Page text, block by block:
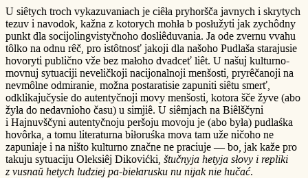
U siêtych troch vykazuvaniach je ciêła pryhoršča javnych i skrytych
tezuv i navodok, kažna z kotorych mohła b posłužyti jak zychôdny
punkt dla socijolingvistyčnoho dosliêduvania. Ja ode zvernu vvahu
tôlko na odnu rêč, pro istôtnosť jakoji dla našoho Pudlaša starajusie
hovoryti publično vže bez małoho dvadceť liêt. U našuj kulturno-
movnuj sytuaciji neveličkoji nacijonalnoji menšosti, pryrêčanoji na
nevmôlne odmiranie, možna postaratisie zapuniti siêtu smerť,
odklikajučysie do autentyčnoji movy menšosti, kotora šče žyve (abo
žyła do nedavnioho času) u simjiê. U siêmjach na Biêlščyni
i Hajnuvščyni autentyčnoju peršoju movoju je (abo była) pudlaśka
hovôrka, a tomu literaturna biłoruśka mova tam uže ničoho ne
zapuniaje i na ništo kulturno značne ne praciuje — bo, jak kaže pro
takuju sytuaciju Oleksiêj Dikovićki, štučnyja hetyja słovy i repliki
z vusnaŭ hetych ludziej pa-biełarusku nu nijak nie hučać.